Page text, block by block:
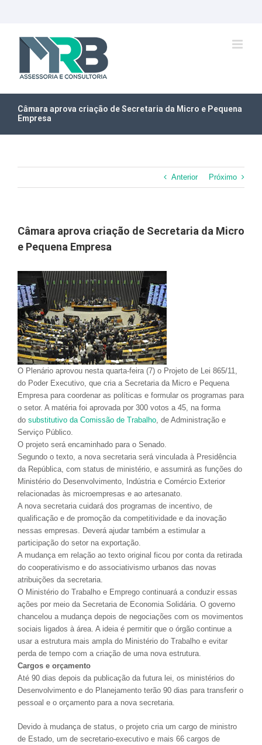
Câmara aprova criação de Secretaria da Micro e Pequena
Empresa
Anterior Próximo
Câmara aprova criação de Secretaria da Micro
e Pequena Empresa
O Plenário aprovou nesta quarta-feira (7) o Projeto de Lei 865/11,
do Poder Executivo, que cria a Secretaria da Micro e Pequena
Empresa para coordenar as políticas e formular os programas para
o setor. A matéria foi aprovada por 300 votos a 45, na forma
do substitutivo da Comissão de Trabalho, de Administração e
Serviço Público.
O projeto será encaminhado para o Senado.
Segundo o texto, a nova secretaria será vinculada à Presidência
da República, com status de ministério, e assumirá as funções do
Ministério do Desenvolvimento, Indústria e Comércio Exterior
relacionadas às microempresas e ao artesanato.
A nova secretaria cuidará dos programas de incentivo, de
qualificação e de promoção da competitividade e da inovação
nessas empresas. Deverá ajudar também a estimular a
participação do setor na exportação.
A mudança em relação ao texto original ficou por conta da retirada
do cooperativismo e do associativismo urbanos das novas
atribuições da secretaria.
O Ministério do Trabalho e Emprego continuará a conduzir essas
ações por meio da Secretaria de Economia Solidária. O governo
chancelou a mudança depois de negociações com os movimentos
sociais ligados à área. A ideia é permitir que o órgão continue a
usar a estrutura mais ampla do Ministério do Trabalho e evitar
perda de tempo com a criação de uma nova estrutura.
Cargos e orçamento
Até 90 dias depois da publicação da futura lei, os ministérios do
Desenvolvimento e do Planejamento terão 90 dias para transferir o
pessoal e o orçamento para a nova secretaria.
Devido à mudança de status, o projeto cria um cargo de ministro
de Estado, um de secretario-executivo e mais 66 cargos de